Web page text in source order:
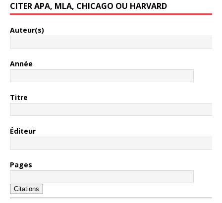
CITER APA, MLA, CHICAGO OU HARVARD
Auteur(s)
Année
Titre
Éditeur
Pages
Citations